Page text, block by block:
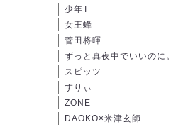
少年T
女王蜂
菅田将暉
ずっと真夜中でいいのに。
スピッツ
すりぃ
ZONE
DAOKO×米津玄師